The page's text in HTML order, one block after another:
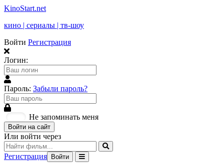
KinoStart.net
кино | сериалы | тв-шоу
Войти Регистрация
Логин:
Пароль: Забыли пароль?
Не запоминать меня
Войти на сайт
Или войти через
Регистрация Войти